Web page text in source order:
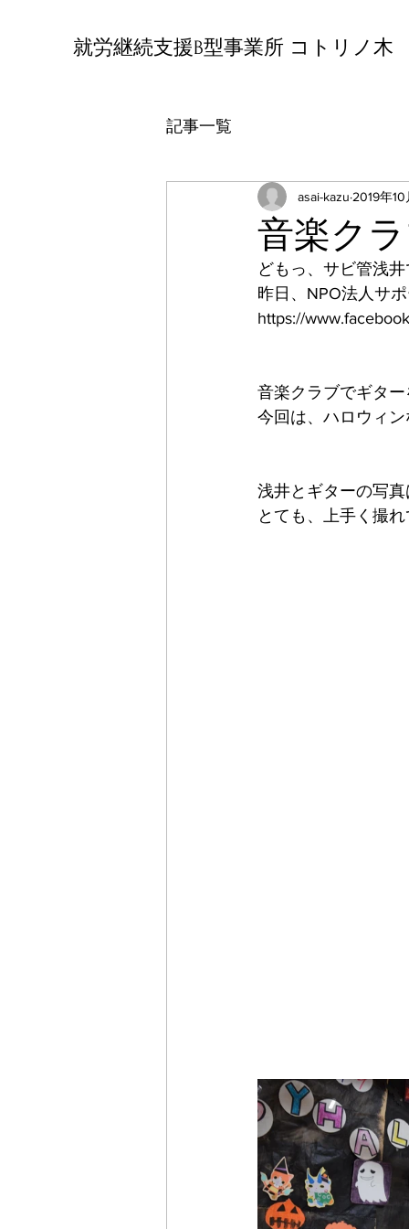
就労継続支援B型事業所 コトリノ木
記事一覧
音楽ク
asai-kazu 2019年10
どもっ、サビ管浅
昨日、NPO法人サ
https://
音楽クラブでギタ
今回は、ハロウィ
浅井とギターの写
とても、上手く撮